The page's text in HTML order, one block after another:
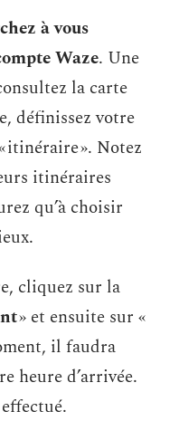
à vous
Waze. Une
la carte
définissez votre
». Notez
itinéraires
qu’à choisir
cliquez sur la
» et ensuite sur «
il faudra
heure d’arrivée.